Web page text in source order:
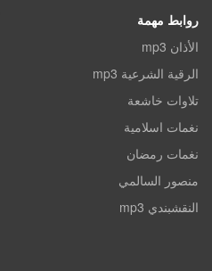
روابط مهمة
الأذان mp3
الرقية الشرعية mp3
تلاوات خاشعة
نغمات اسلامية
نغمات رمضان
منصور السالمي
النقشبندي mp3